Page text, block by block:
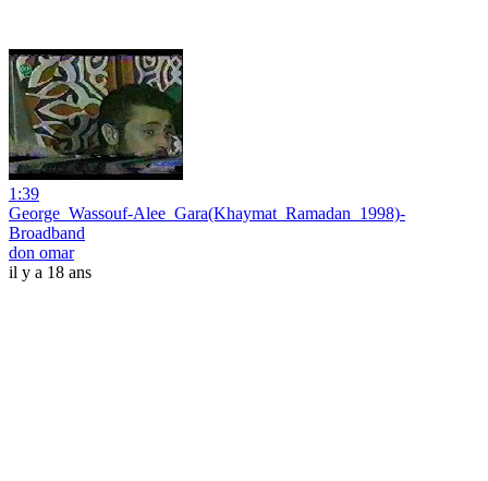
1:39
George_Wassouf-Alee_Gara(Khaymat_Ramadan_1998)-
Broadband
don omar
il y a 18 ans